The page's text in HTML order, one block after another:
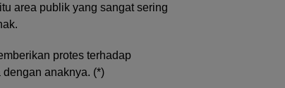
area publik yang sangat sering
protes terhadap
anaknya. (*)